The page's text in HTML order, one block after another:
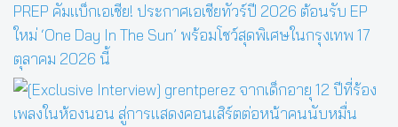
PREP คัมแบ็กเอเชีย! ประกาศเอเชียทัวร์ปี 2026 ต้อนรับ EP
ใหม่ ‘One Day In The Sun’ พร้อมโชว์สุดพิเศษในกรุงเทพ 17
ตุลาคม 2026 นี้